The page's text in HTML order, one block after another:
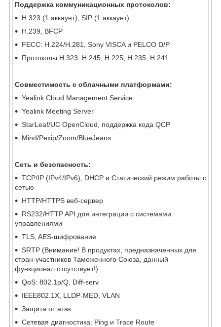
Поддержка коммуникационных протоколов:
H.323 (1 аккаунт), SIP (1 аккаунт)
H.239, BFCP
FECC: H.224/H.281, Sony VISCA и PELCO D/P
Протоколы H.323: H.245, H.225, H.235, H.241
Совместимость с облачными платформами:
Yealink Cloud Management Service
Yealink Meeting Server
StarLeaf/UC OpenCloud, поддержка кода QCP
Mind/Pexip/Zoom/BlueJeans
Сеть и безопасность:
TCP/IP (IPv4/IPv6), DHCP и Статический режим работы с
сетью
HTTP/HTTPS веб-сервер
RS232/HTTP API для интеграции с системами
управлениями
TLS, AES-шифрование
SRTP (Внимание! В продуктах, предназначенных для
стран-участников Таможенного Союза, данный
функционал отсутствует!)
QoS: 802.1p/Q, Diff-serv
IEEE802.1X, LLDP-MED, VLAN
Защита от атак
Сетевая диагностика: Ping и Trace Route